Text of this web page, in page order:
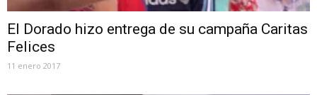
El Dorado hizo entrega de su campaña Caritas
Felices
11 enero 2017